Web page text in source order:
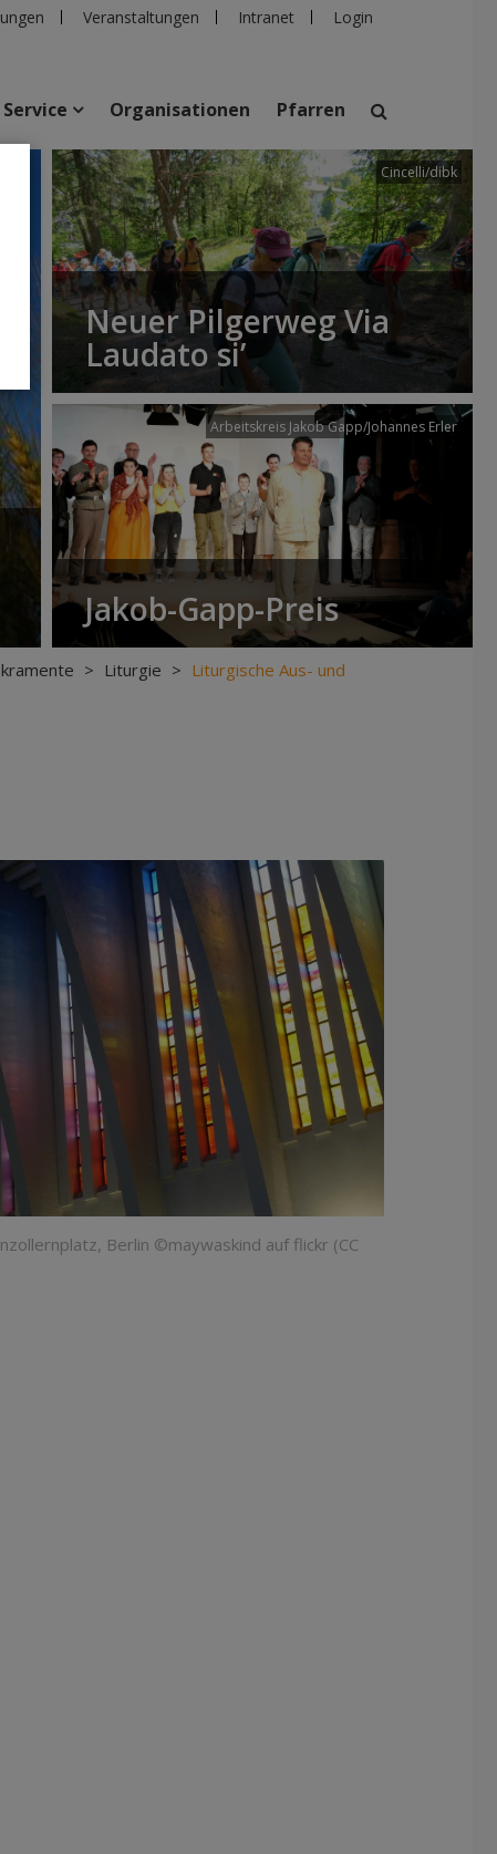
Veranstaltungen Intranet Login
suchen
Personen Pfarren Einrichtungen
Service Organisationen Pfarren
Cincelli/dibk
Neuer Pilgerweg Via
Laudato si’
Arbeitskreis Jakob Gapp/Johannes Erler
Jakob-Gapp-Preis
> Liturgie > Liturgische Aus- und
Berlin ©maywaskind auf flickr (CC